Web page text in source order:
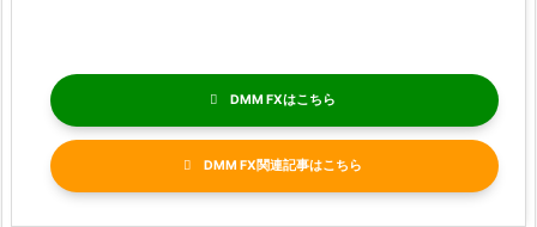
DMM FX
DMM FX関連記事